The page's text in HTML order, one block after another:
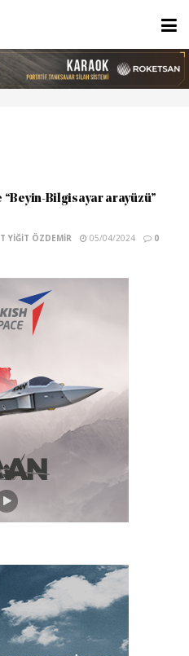
Bilgisayar arayüzü”
YIĞIT ÖZDEMIR 05/04/2024 0